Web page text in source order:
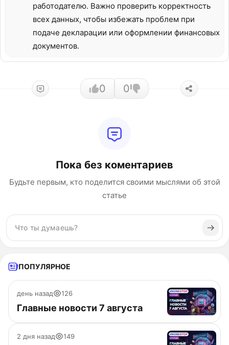
работодателю. Важно проверить корректность
всех данных, чтобы избежать проблем при
подаче декларации или оформлении финансовых
документов.
0 0
Пока без коментариев
Будьте первым, кто поделится своими мыслями об этой
статье
ПОПУЛЯРНОЕ
день назад 126
Главные новости 7 августа
2 дня назад 149